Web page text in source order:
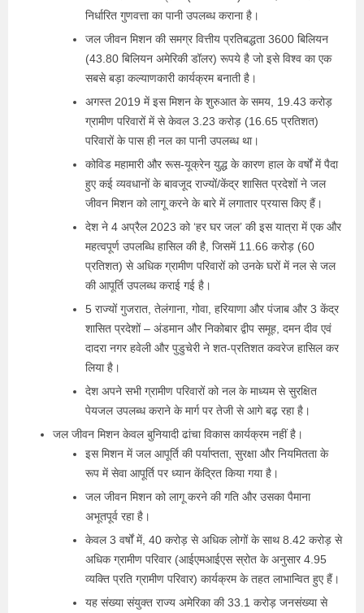
निर्धारित गुणवत्ता का पानी उपलब्ध कराना है।
जल जीवन मिशन की समग्र वित्तीय प्रतिबद्धता 3600 बिलियन
(43.80 बिलियन अमेरिकी डॉलर) रूपये है जो इसे विश्‍व का एक
सबसे बड़ा कल्याणकारी कार्यक्रम बनाती है।
अगस्त 2019 में इस मिशन के शुरुआत के समय, 19.43 करोड़
ग्रामीण परिवारों में से केवल 3.23 करोड़ (16.65 प्रतिशत)
परिवारों के पास ही नल का पानी उपलब्‍ध था।
कोविड महामारी और रूस-यूक्रेन युद्ध के कारण हाल के वर्षों में पैदा
हुए कई व्यवधानों के बावजूद राज्यों/केंद्र शासित प्रदेशों ने जल
जीवन मिशन को लागू करने के बारे में लगातार प्रयास किए हैं।
देश ने 4 अप्रैल 2023 को ‘हर घर जल’ की इस यात्रा में एक और
महत्‍वपूर्ण उपलब्धि हासिल की है, जिसमें 11.66 करोड़ (60
प्रतिशत) से अधिक ग्रामीण परिवारों को उनके घरों में नल से जल
की आपूर्ति उपलब्‍ध कराई गई है।
5 राज्यों गुजरात, तेलंगाना, गोवा, हरियाणा और पंजाब और 3 केंद्र
शासित प्रदेशों – अंडमान और निकोबार द्वीप समूह, दमन दीव एवं
दादरा नगर हवेली और पुडुचेरी ने शत-प्रतिशत कवरेज हासिल कर
लिया है।
देश अपने सभी ग्रामीण परिवारों को नल के माध्यम से सुरक्षित
पेयजल उपलब्ध कराने के मार्ग पर तेजी से आगे बढ़ रहा है।
जल जीवन मिशन केवल बुनियादी ढांचा विकास कार्यक्रम नहीं है।
इस मिशन में जल आपूर्ति की पर्याप्तता, सुरक्षा और नियमितता के
रूप में सेवा आपूर्ति पर ध्यान केंद्रित किया गया है।
जल जीवन मिशन को लागू करने की गति और उसका पैमाना
अभूतपूर्व रहा है।
केवल 3 वर्षों में, 40 करोड़ से अधिक लोगों के साथ 8.42 करोड़ से
अधिक ग्रामीण परिवार (आईएमआईएस स्रोत के अनुसार 4.95
व्यक्ति प्रति ग्रामीण परिवार) कार्यक्रम के तहत लाभान्वित हुए हैं।
यह संख्‍या संयुक्त राज्य अमेरिका की 33.1 करोड़ जनसंख्या से